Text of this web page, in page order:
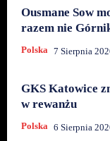
Ousmane Sow
razem nie
Polska 7 Sierpnia
GKS Katowice
w rewanżu
Polska 6 Sierpnia